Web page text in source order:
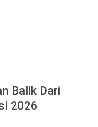
Balik Dari
2026